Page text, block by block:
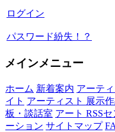
ログイン
パスワード紛失！？
メインメニュー
ホーム 新着案内 アーテ
イト アーティスト 展示
板・談話室 アート RSS
ーション サイトマップ